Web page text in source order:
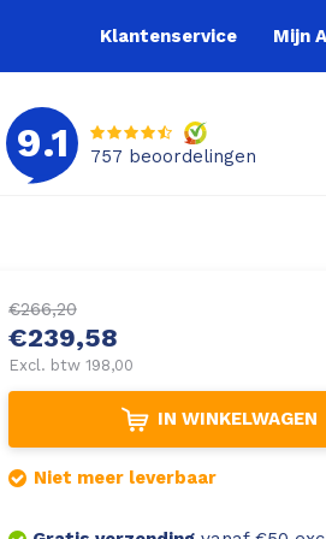
Klantenservice Mijn
9.1 757 beoordelingen
€266,20
€239,58
Excl. btw 198,00
IN WINKELWAGEN
Niet meer leverbaar